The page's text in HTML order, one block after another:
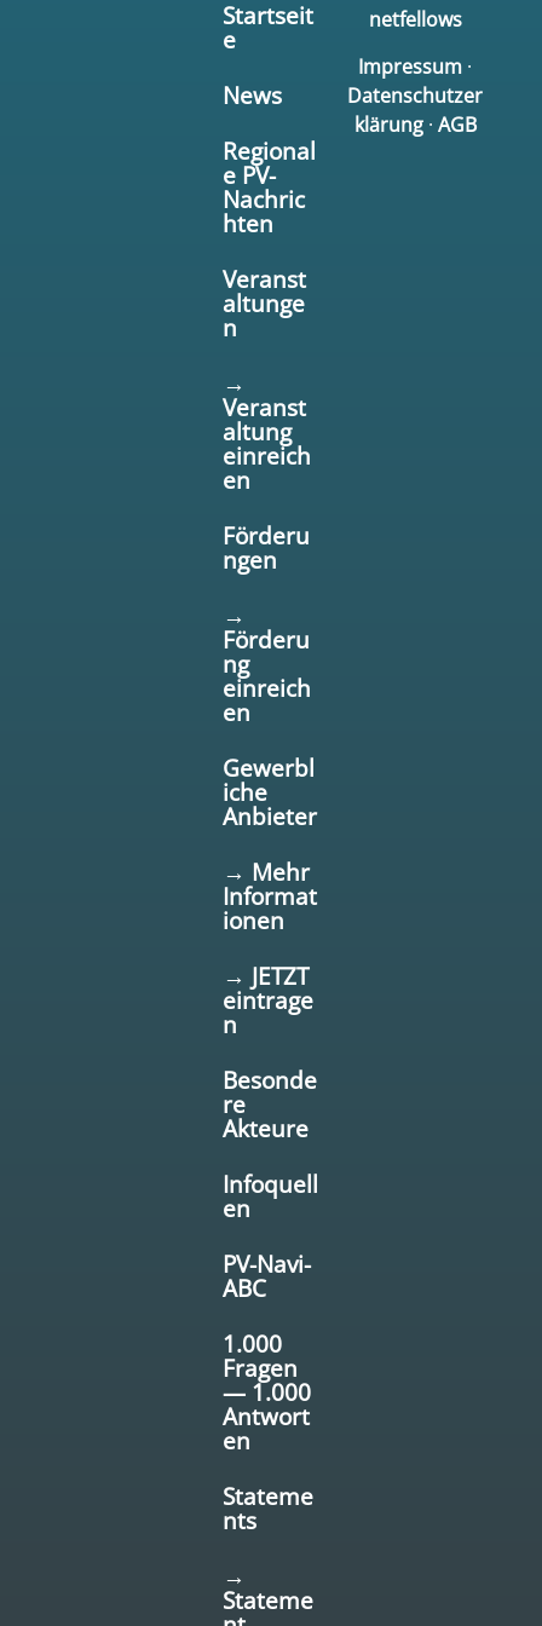
Startseit
e
News
Regional
e PV-
Nachric
hten
Veranst
altunge
n
→
Veranst
altung
einreich
en
Förderu
ngen
→
Förderu
ng
einreich
en
Gewerbl
iche
Anbieter
→ Mehr
Informat
ionen
→ JETZT
eintrage
n
Besonde
re
Akteure
Infoquell
en
PV-Navi-
ABC
1.000
Fragen
— 1.000
Antwort
en
Stateme
nts
→
Stateme
netfellows
Impressum ·
Datenschutzer
klärung· AGB